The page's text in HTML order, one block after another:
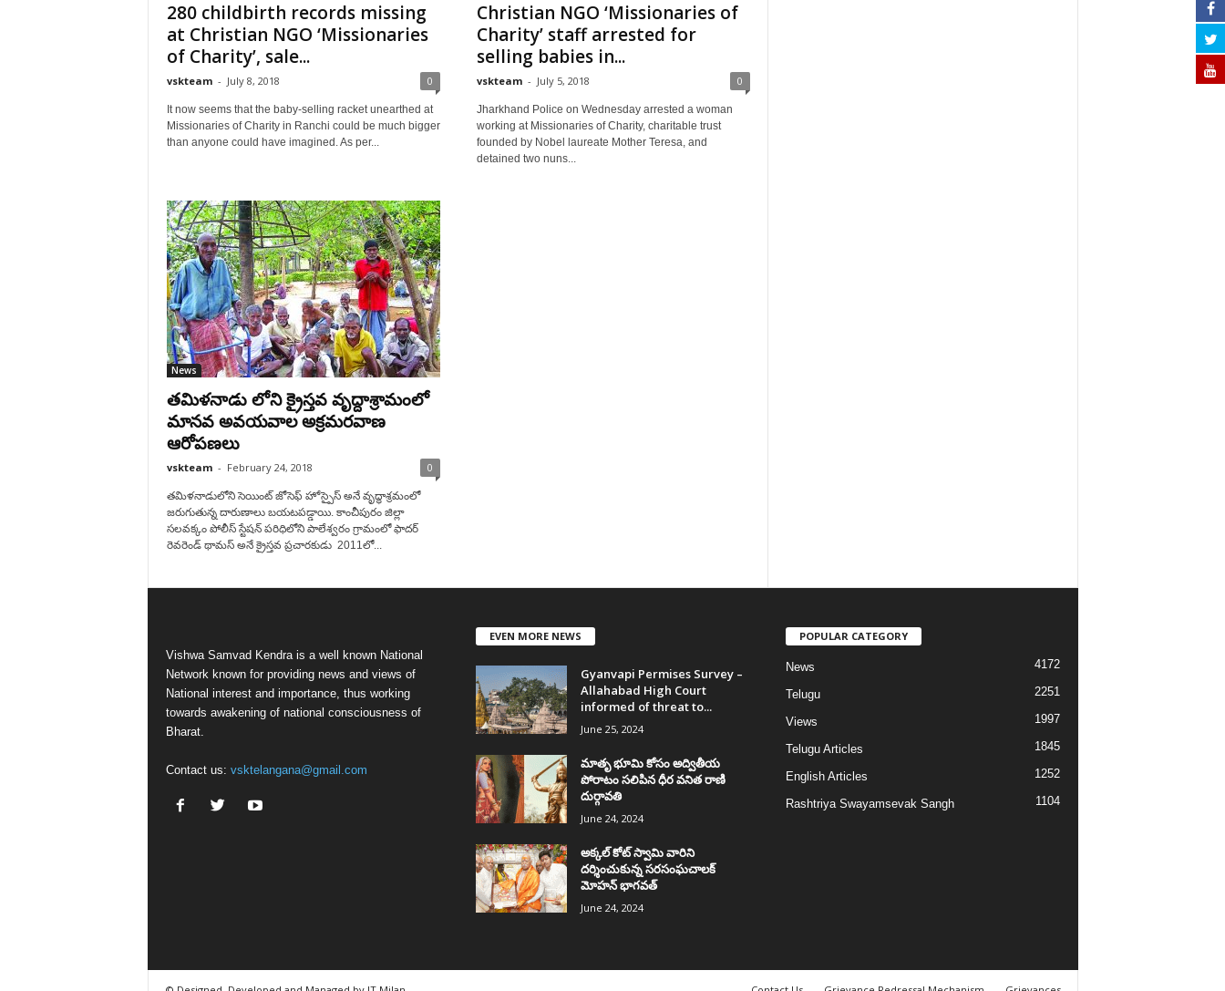
280 childbirth records missing
at Christian NGO ‘Missionaries
of Charity’, sale...
vskteam - July 8, 2018 0
It now seems that the baby-selling racket unearthed at
Missionaries of Charity in Ranchi could be much bigger
than anyone could have imagined. As per...
Christian NGO ‘Missionaries of
Charity’ staff arrested for
selling babies in...
vskteam - July 5, 2018 0
Jharkhand Police on Wednesday arrested a woman
working at Missionaries of Charity, charitable trust
founded by Nobel laureate Mother Teresa, and
detained two nuns...
News
తమిళనాడు లోని క్రైస్తవ వృద్దాశ్రామంలో
మానవ అవయవాల అక్రమరవాణ
ఆరోపణలు
vskteam - February 24, 2018 0
తమిళనాడులోని సెయింట్ జోసెఫ్ హోస్పైస్ అనే వృద్ధాశ్రమంలో
జరుగుతున్న దారుణాలు బయటపడ్డాయి. కాంచీపురం జిల్లా
సలవక్కం పోలీస్ స్టేషన్ పరిధిలోని పాలేశ్వరం గ్రామంలో ఫాదర్
రెవరెండ్ థామస్ అనే క్రైస్తవ ప్రచారకుడు 2011లో...
Vishwa Samvad Kendra is a well known National
Network known for providing news and views of
National interest and importance, thus working
towards awakening of national consciousness of
Bharat.
Contact us: vsktelangana@gmail.com
EVEN MORE NEWS
Gyanvapi Permises Survey –
Allahabad High Court
informed of threat to...
June 25, 2024
మాతృ భూమి కోసం అద్వితీయ
పోరాటం సలిపిన ధీర వనిత రాణి
దుర్గావతి
June 24, 2024
అక్కల్‌ కోట్‌ స్వామి వారిని
దర్శించుకున్న సరసంఘచాలక్
మోహన్ భాగవత్
June 24, 2024
POPULAR CATEGORY
News 4172
Telugu 2251
Views 1997
Telugu Articles 1845
English Articles 1252
Rashtriya Swayamsevak Sangh 1104